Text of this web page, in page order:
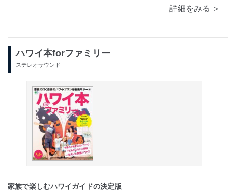
詳細をみる ＞
ハワイ本forファミリー
ステレオサウンド
家族で楽しむハワイガイドの決定版